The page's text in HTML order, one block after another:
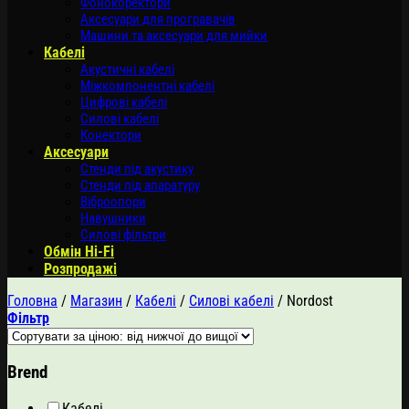
Аксесуари для програвачів
Машини та аксесуари для мийки
Кабелі
Акустичні кабелі
Міжкомпонентні кабелі
Цифрові кабелі
Силові кабелі
Конектори
Аксесуари
Стенди під акустику
Стенди під апаратуру
Віброопори
Навушники
Силові фільтри
Обмін Hi-Fi
Розпродажі
Головна / Магазин / Кабелі / Силові кабелі / Nordost
Фільтр
Brend